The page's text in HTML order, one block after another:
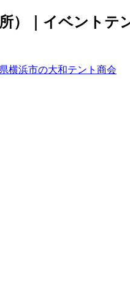
）｜イベントテ